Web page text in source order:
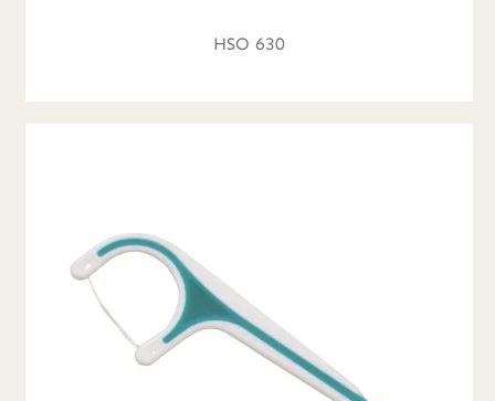
HSO 630